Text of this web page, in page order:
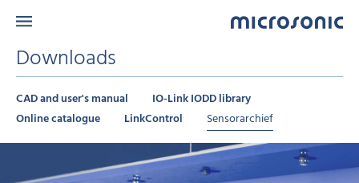
Downloads
CAD and user's manual
IO-Link IODD library
Online catalogue
LinkControl Sensorarchief